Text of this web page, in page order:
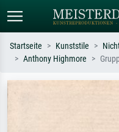
Startseite Kunststile
Anthony Highmore